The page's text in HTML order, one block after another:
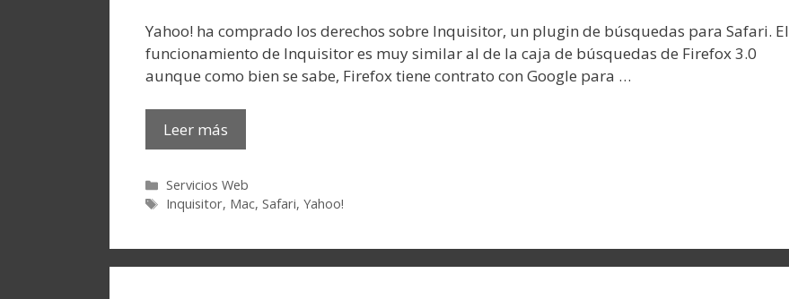
Yahoo! ha comprado los derechos sobre Inquisitor, un plugin de búsquedas para Safari. El
funcionamiento de Inquisitor es muy similar al de la caja de búsquedas de Firefox 3.0
aunque como bien se sabe, Firefox tiene contrato con Google para …
Leer más
Categorías
Servicios Web
Etiquetas
Inquisitor, Mac,Safari,Yahoo!